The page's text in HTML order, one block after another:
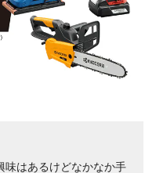
味はあるけどなかなか手